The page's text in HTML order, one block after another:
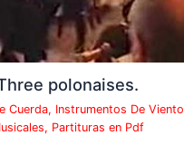
polonaises.
Cuerda, Instrumentos De Viento
, Partituras en Pdf